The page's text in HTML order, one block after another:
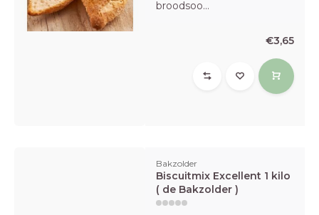
broodsoo...
€3,65
Bakzolder
Biscuitmix Excellent 1 kilo
( de Bakzolder )